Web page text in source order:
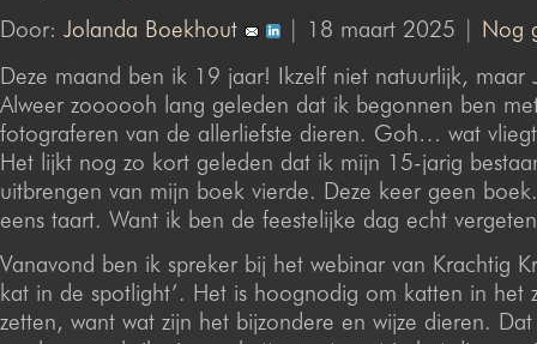
Door: Jolanda Boekhout | 18 maart 2025 | Nog
Deze maand ben ik 19 jaar! Ikzelf niet natuurlijk, maar
Alweer zoooooh lang geleden dat ik begonnen ben
fotograferen van de allerliefste dieren. Goh… wat
Het lijkt nog zo kort geleden dat ik mijn 15-jarig
uitbrengen van mijn boek vierde. Deze keer geen
eens taart. Want ik ben de feestelijke dag echt
Vanavond ben ik spreker bij het webinar van Krachtig
kat in de spotlight’. Het is hoognodig om katten in het
zetten, want wat zijn het bijzondere en wijze dieren.